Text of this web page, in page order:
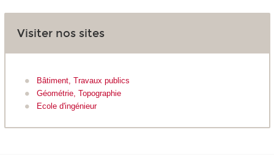
Visiter nos sites
Bâtiment, Travaux publics
Géométrie, Topographie
Ecole d'ingénieur